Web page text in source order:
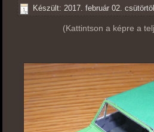
Készült: 2017. február 02.
(Kattintson a képre a